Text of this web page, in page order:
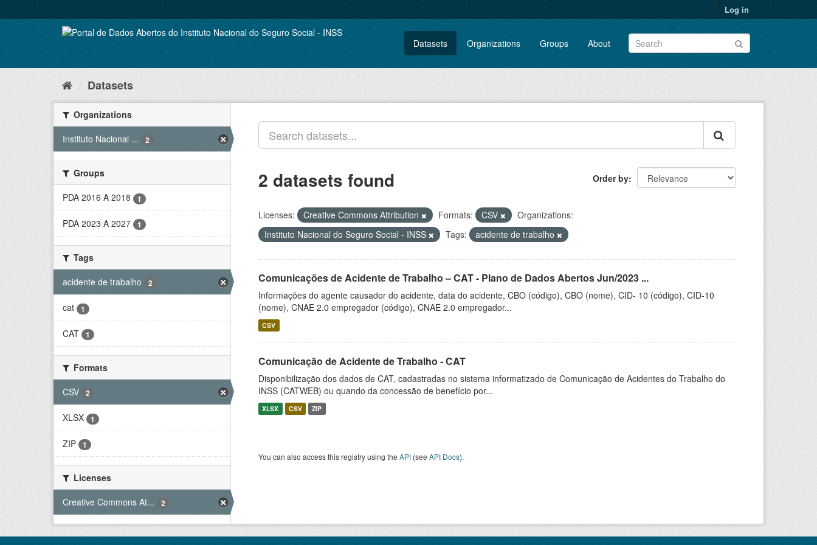
to
Log in
Datasets Organizations Groups About
Datasets
Organizations
Instituto Nacional ...
2
Groups
PDA 2016 A 2018
1
PDA 2023 A 2027 1
Tags
acidente de trabalho
2
cat 1
CAT 1
Formats
CSV
2
XLSX 1
ZIP 1
Licenses
Creative Commons At...
2
Order by
2 datasets found
Licenses: Creative Commons Attribution Formats: CSV
Organizations:
Instituto Nacional do Seguro Social - INSS
Tags: acidente de trabalho
Comunicações de Acidente de Trabalho – CAT - Plano de Dados Abertos Jun/2023 ...
Informações do agente causador do acidente, data do acidente, CBO (código), CBO (nome), CID- 10 (código), CID-10
(nome), CNAE 2.0 empregador (código), CNAE 2.0 empregador...
CSV
Comunicação de Acidente de Trabalho - CAT
Disponibilização dos dados de CAT, cadastradas no sistema informatizado de Comunicação de Acidentes do Trabalho do
INSS (CATWEB) ou quando da concessão de benefício por...
XLSX CSV ZIP
You can also access this registry using the API (see API Docs).